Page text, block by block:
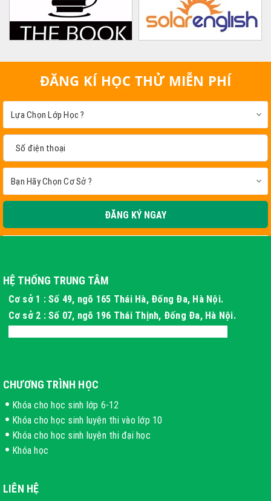
ĐĂNG KÍ HỌC THỬ MIỄN PHÍ
ĐĂNG KÝ NGAY
HỆ THỐNG TRUNG TÂM
Cơ sở 1 : Số 49, ngõ 165 Thái Hà, Đống Đa, Hà Nội.
Cơ sở 2 : Số 07, ngõ 196 Thái Thịnh, Đống Đa, Hà Nội.
CHƯƠNG TRÌNH HỌC
Khóa cho học sinh lớp 6-12
Khóa cho học sinh luyện thi vào lớp 10
Khóa cho học sinh luyện thi đại học
Khóa học
LIÊN HỆ